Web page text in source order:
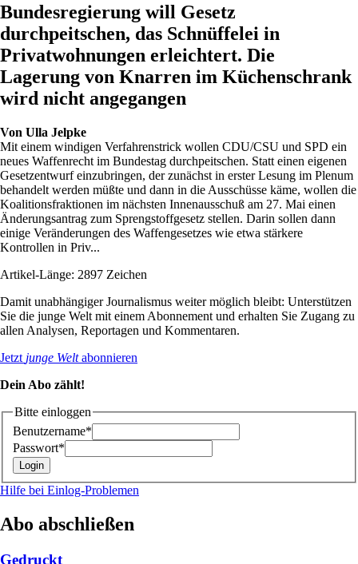
Bundesregierung will Gesetz
durchpeitschen, das Schnüffelei in
Privatwohnungen erleichtert. Die
Lagerung von Knarren im Küchenschrank
wird nicht angegangen
Von Ulla Jelpke
Mit einem windigen Verfahrens­trick wollen CDU/CSU und SPD ein
neues Waffenrecht im Bundestag durchpeitschen. Statt einen eigenen
Gesetzentwurf einzubringen, der zunächst in erster Lesung im Plenum
behandelt werden müßte und dann in die Ausschüsse käme, wollen die
Koalitionsfraktionen im nächsten Innenausschuß am 27. Mai einen
Änderungsantrag zum Sprengstoffgesetz stellen. Darin sollen dann
einige Veränderungen des Waffengesetzes wie etwa stärkere
Kontrollen in Priv...
Artikel-Länge: 2897 Zeichen
Damit unabhängiger Journalismus weiter möglich bleibt: Unterstützen
Sie die junge Welt mit einem Abonnement und erhalten Sie Zugang zu
allen Analysen, Reportagen und Kommentaren.
Jetzt junge Weltabonnieren
Dein Abo zählt!
Bitte einloggen
Benutzername*
Passwort*
Hilfe bei Einlog-Problemen
Abo abschließen
Gedruckt